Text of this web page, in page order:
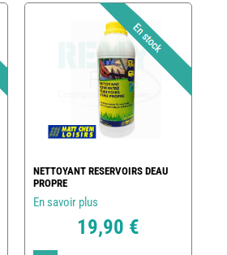
NETTOYANT RESERVOIRS DEAU
PROPRE
En savoir plus
19,90 €